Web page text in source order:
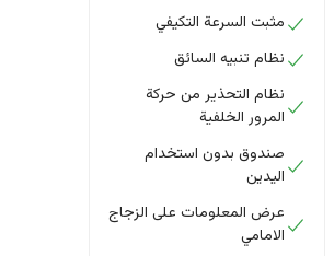
مثبت السرعة التكيفي
نظام تنبيه السائق
نظام التحذير من حركة
المرور الخلفية
صندوق بدون استخدام
اليدين
عرض المعلومات على الزجاج
الامامي